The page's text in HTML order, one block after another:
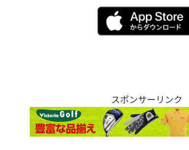
スポンサーリンク